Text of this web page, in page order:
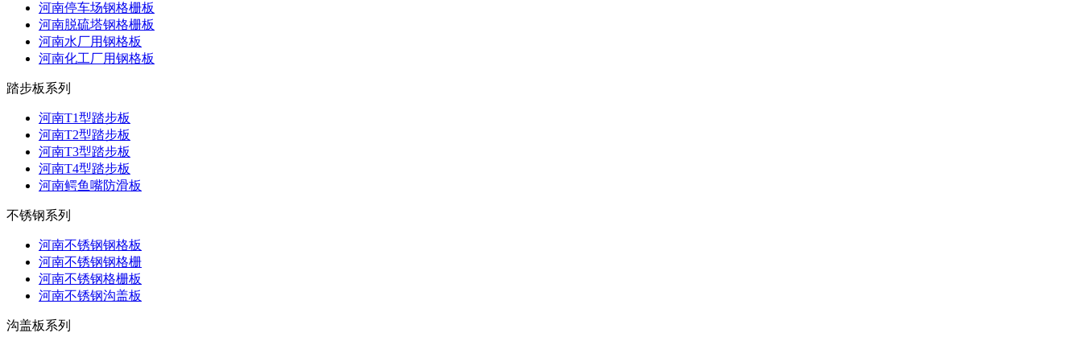
河南停车场钢格栅板
河南脱硫塔钢格栅板
河南水厂用钢格板
河南化工厂用钢格板
踏步板系列
河南T1型踏步板
河南T2型踏步板
河南T3型踏步板
河南T4型踏步板
河南鳄鱼嘴防滑板
不锈钢系列
河南不锈钢钢格板
河南不锈钢钢格栅
河南不锈钢格栅板
河南不锈钢沟盖板
沟盖板系列